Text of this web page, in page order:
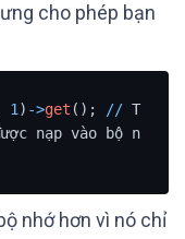
cho phép bạn
1 ) ->get (); // T
nạp vào bộ n
nhớ hơn vì nó chỉ